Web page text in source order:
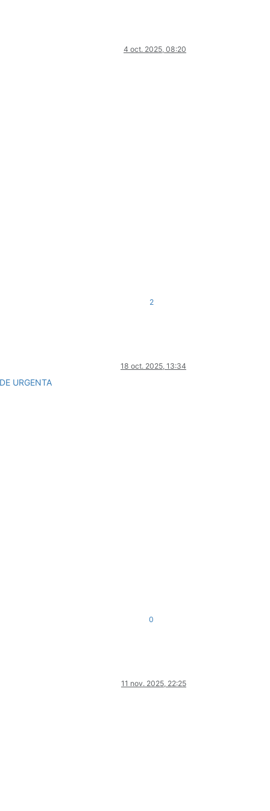
4 oct. 2025, 08:20
2
18 oct. 2025, 13:34
URGENTA
0
11 nov. 2025, 22:25